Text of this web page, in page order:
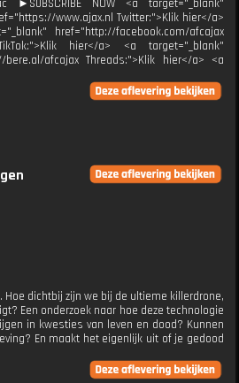
NOW <a target="_blank"
www.ajax.nl Twitter:">Klik hier</a>
href="http://facebook.com/afcajax
hier</a> <a target="_blank"
afcajax Threads:">Klik hier</a> <a
dichtbij zijn we bij de ultieme killerdrone,
Een onderzoek naar hoe deze technologie
in kwesties van leven en dood? Kunnen
En maakt het eigenlijk uit of je gedood